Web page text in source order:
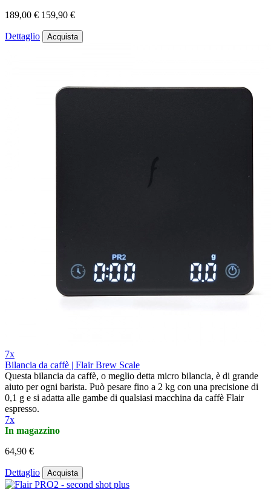
189,00 € 159,90 €
Dettaglio Acquista
7x
Bilancia da caffè | Flair Brew Scale
Questa bilancia da caffè, o meglio detta micro bilancia, è di grande
aiuto per ogni barista. Può pesare fino a 2 kg con una precisione di
0,1 g e si adatta alle gambe di qualsiasi macchina da caffè Flair
espresso.
7x
In magazzino
64,90 €
Dettaglio Acquista